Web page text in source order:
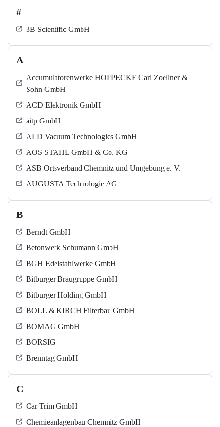
#
3B Scientific GmbH
A
Accumulatorenwerke HOPPECKE Carl Zoellner &
Sohn GmbH
ACD Elektronik GmbH
aitp GmbH
ALD Vacuum Technologies GmbH
AOS STAHL GmbH & Co. KG
ASB Ortsverband Chemnitz und Umgebung e. V.
AUGUSTA Technologie AG
B
Berndt GmbH
Betonwerk Schumann GmbH
BGH Edelstahlwerke GmbH
Bitburger Braugruppe GmbH
Bitburger Holding GmbH
BOLL & KIRCH Filterbau GmbH
BOMAG GmbH
BORSIG
Brenntag GmbH
C
Car Trim GmbH
Chemieanlagenbau Chemnitz GmbH